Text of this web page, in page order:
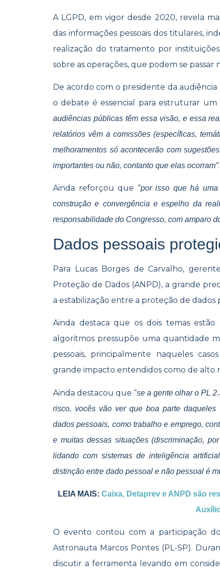
A LGPD, em vigor desde 2020, revela
das informações pessoais dos titulares,
realização do tratamento por
sobre as operações, que podem se passar
De acordo com o presidente da
o debate é essencial para estruturar
audiências públicas têm essa visão, e essa
relatórios vêm a comissões (específicas,
melhoramentos só acontecerão com
importantes ou não, contanto que elas ocorram”.
Ainda reforçou que “por isso que há
construção e convergência e espelho da
responsabilidade do Congresso, com amparo
Dados pessoais
Para Lucas Borges de Carvalho,
Proteção de Dados (ANPD), a grande
a estabilização entre a proteção de dados
Ainda destaca que os dois temas
algoritmos pressupõe uma quantidade
pessoais, principalmente naqueles
grande impacto entendidos como de alto
Ainda destacou que “se a gente olhar o PL
risco, vocês vão ver que boa parte
dados pessoais, como trabalho e emprego,
e muitas dessas situações (discriminação,
lidando com sistemas de inteligência
distinção entre dado pessoal e não pessoal é
LEIA MAIS: Caixa, Detaprev e ANPD são
O evento contou com a participação
Astronauta Marcos Pontes (PL-SP).
discutir a ferramenta levando em